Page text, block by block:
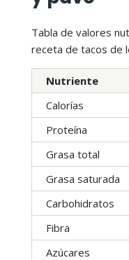
Tabla de valores
receta de tacos de
Nutriente
Calorías
Proteína
Grasa total
Grasa saturada
Carbohidratos
Fibra
Azúcares